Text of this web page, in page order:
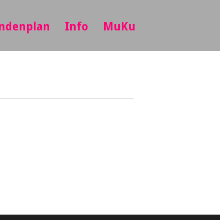
Info MuKu